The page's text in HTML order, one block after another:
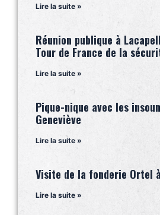
Lire la suite »
Réunion publique à
Tour de France de la
Lire la suite »
Pique-nique avec les
Geneviève
Lire la suite »
Visite de la fonderie Ortel
Lire la suite »